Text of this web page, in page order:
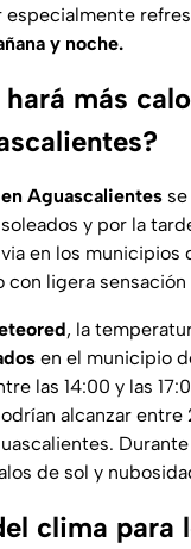
especialmente
y noche.
más
Aguascalientes
y por la
en los municipios
con ligera sensación
, la
en el municipio
las 14:00 y las
alcanzar entre
de sol y
clima para